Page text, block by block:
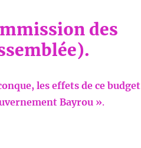
des
les effets de ce budget
Bayrou ».